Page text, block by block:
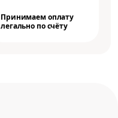
Принимаем оплату
легально по счёту